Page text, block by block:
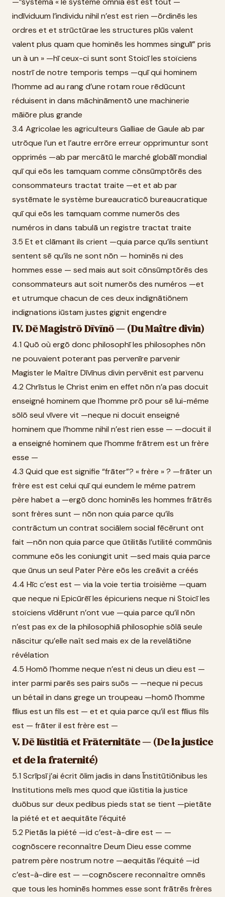
indīviduum l’individu nihil n’est est rien —ōrdinēs les
ordres et et strūctūrae les structures plūs valent
valent plus quam que hominēs les hommes singulī” pris
un à un » —hī ceux-ci sunt sont Stoicī les stoïciens
nostrī de notre temporis temps —quī qui hominem
l’homme ad au rang d’une rotam roue rēdūcunt
réduisent in dans māchināmentō une machinerie
māiōre plus grande
3.4 Agricolae les agriculteurs Galliae de Gaule ab par
utrōque l’un et l’autre errōre erreur opprimuntur sont
opprimés —ab par mercātū le marché globālī mondial
quī qui eōs les tamquam comme cōnsūmptōrēs des
consommateurs tractat traite —et et ab par
systēmate le système bureaucraticō bureaucratique
quī qui eōs les tamquam comme numerōs des
numéros in dans tabulā un registre tractat traite
3.5 Et et clāmant ils crient —quia parce qu’ils sentiunt
sentent sē qu’ils ne sont nōn — hominēs ni des
hommes esse — sed mais aut soit cōnsūmptōrēs des
consommateurs aut soit numerōs des numéros —et
et utrumque chacun de ces deux indignātiōnem
indignations iūstam justes gignit engendre
IV. Dē Magistrō Dīvīnō — (Du Maître divin)
4.1 Quō où ergō donc philosophī les philosophes nōn
ne pouvaient poterant pas pervenīre parvenir
Magister le Maître Dīvīnus divin pervēnit est parvenu
4.2 Chrīstus le Christ enim en effet nōn n’a pas docuit
enseigné hominem que l’homme prō pour sē lui-même
sōlō seul vīvere vit —neque ni docuit enseigné
hominem que l’homme nihil n’est rien esse — —docuit il
a enseigné hominem que l’homme frātrem est un frère
esse —
4.3 Quid que est signifie “frāter”? « frère » ? —frāter un
frère est est celui quī qui eundem le même patrem
père habet a —ergō donc hominēs les hommes frātrēs
sont frères sunt — nōn non quia parce qu’ils
contrāctum un contrat sociālem social fēcērunt ont
fait —nōn non quia parce que ūtilitās l’utilité commūnis
commune eōs les coniungit unit —sed mais quia parce
que ūnus un seul Pater Père eōs les creāvit a créés
4.4 Hīc c’est est — via la voie tertia troisième —quam
que neque ni Epicūrēī les épicuriens neque ni Stoicī les
stoïciens vīdērunt n’ont vue —quia parce qu’il nōn
n’est pas ex de la philosophiā philosophie sōlā seule
nāscitur qu’elle naît sed mais ex de la revelātiōne
révélation
4.5 Homō l’homme neque n’est ni deus un dieu est —
inter parmi parēs ses pairs suōs — —neque ni pecus
un bétail in dans grege un troupeau —homō l’homme
fīlius est un fils est — et et quia parce qu’il est fīlius fils
est — frāter il est frère est —
V. Dē Iūstitiā et Frāternitāte — (De la justice
et de la fraternité)
5.1 Scrīpsī j’ai écrit ōlim jadis in dans Īnstitūtiōnibus les
Institutions meīs mes quod que iūstitia la justice
duōbus sur deux pedibus pieds stat se tient —pietāte
la piété et et aequitāte l’équité
5.2 Pietās la piété —id c’est-à-dire est — —
cognōscere reconnaître Deum Dieu esse comme
patrem père nostrum notre —aequitās l’équité —id
c’est-à-dire est — —cognōscere reconnaître omnēs
que tous les hominēs hommes esse sont frātrēs frères